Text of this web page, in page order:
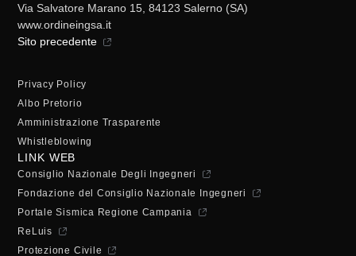
Via Salvatore Marano 15, 84123 Salerno (SA)
www.ordineingsa.it
Sito precedente
Privacy Policy
Albo Pretorio
Amministrazione Trasparente
Whistleblowing
LINK WEB
Consiglio Nazionale Degli Ingegneri
Fondazione del Consiglio Nazionale Ingegneri
Portale Sismica Regione Campania
ReLuis
Protezione Civile